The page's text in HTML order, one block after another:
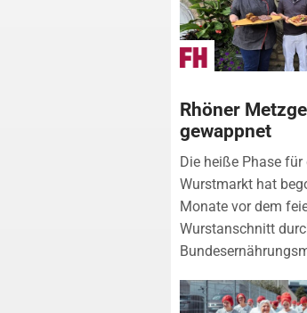
Rhöner
gewappnet
Die heiße Phase für
Wurstmarkt hat
Monate vor dem
Wurstanschnitt